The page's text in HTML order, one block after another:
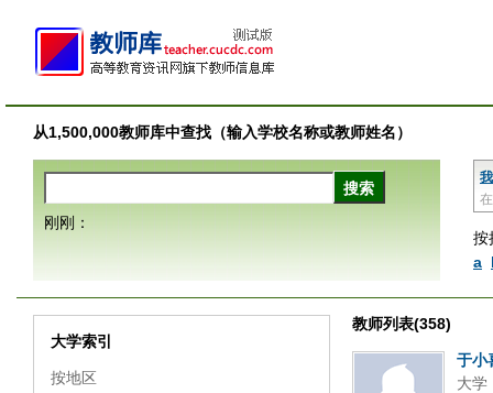
从1,500,000教师库中查找（输入学校名称或教师姓名）
按
a
刚刚：
教师列表(358)
于小
大学
大学索引
按地区